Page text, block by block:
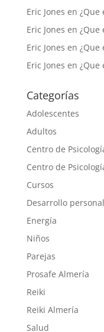
Eric Jones en ¿Que
Eric Jones en ¿Que
Eric Jones en ¿Que
Eric Jones en ¿Que
Categorías
Adolescentes
Adultos
Centro de
Centro de
Cursos
Desarrollo personal
Energía
Niños
Parejas
Prosafe Almería
Reiki
Reiki Almería
Salud